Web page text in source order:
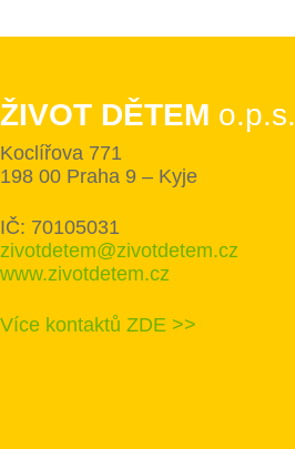
ŽIVOT DĚTEM o.p.s.
Koclířova 771
198 00 Praha 9 – Kyje
IČ: 70105031
zivotdetem@zivotdetem.cz
www.zivotdetem.cz
Více kontaktů ZDE >>